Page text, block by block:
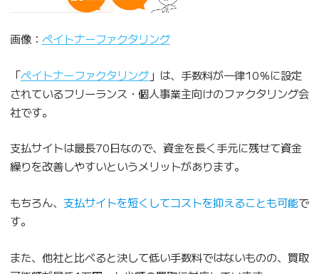
画像： ペイトナーファクタリング
「ペイトナーファクタリング」は、手数料が一律10％に設定
されているフリーランス・個人事業主向けのファクタリング会
社です。
支払サイトは最長70日なので、資金を長く手元に残せて資金
繰りを改善しやすいというメリットがあります。
もちろん、 支払サイトを短くしてコストを抑えることも可能で
す。
また、他社と比べると決して低い手数料ではないものの、買取